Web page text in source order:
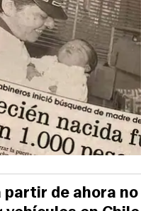
de ahora no